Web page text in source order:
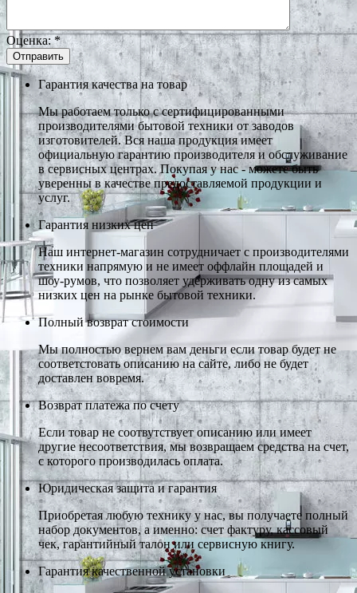
Оценка:*
Гарантия качества на товар
Мы работаем только с сертифицированными
производителями бытовой техники от заводов
изготовителей. Вся наша продукция имеет
официальную гарантию производителя и обслуживание
в сервисных центрах. Покупая у нас - можете быть
уверенны в качестве предоставляемой продукции и
услуг.
Гарантия низких цен
Наш интернет-магазин сотрудничает с производителями
техники напрямую и не имеет оффлайн площадей и
шоу-румов, что позволяет удерживать одну из самых
низких цен на рынке бытовой техники.
Полный возврат стоимости
Мы полностью вернем вам деньги если товар будет не
соответстовать описанию на сайте, либо не будет
доставлен вовремя.
Возврат платежа по счету
Если товар не соотвутствует описанию или имеет
другие несоответствия, мы возвращаем средства на счет,
с которого производилась оплата.
Юридическая защита и гарантия
Приобретая любую технику у нас, вы получаете полный
набор документов, а именно: счет фактуру, кассовый
чек, гарантийный талон или сервисную книгу.
Гарантия качественной установки